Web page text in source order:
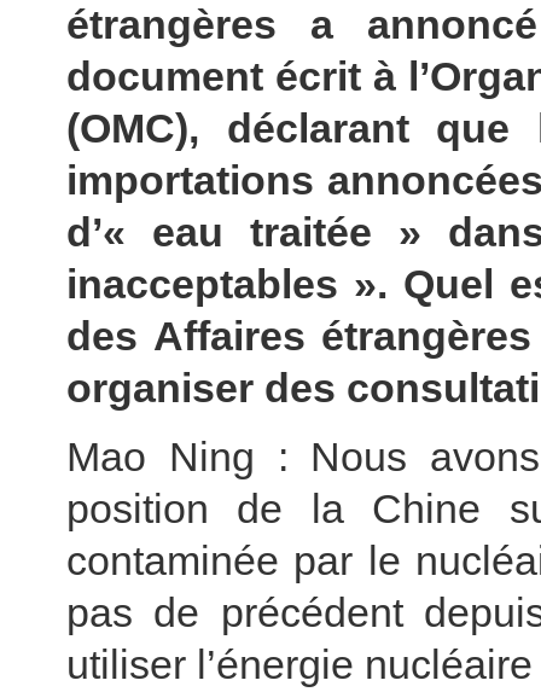
étrangères a
document écrit à
(OMC), déclarant
importations
d’« eau traitée »
inacceptables ». Quel
des Affaires
organiser des
Mao Ning : Nous
position de la Chine
contaminée par le
pas de précédent
utiliser l’énergie